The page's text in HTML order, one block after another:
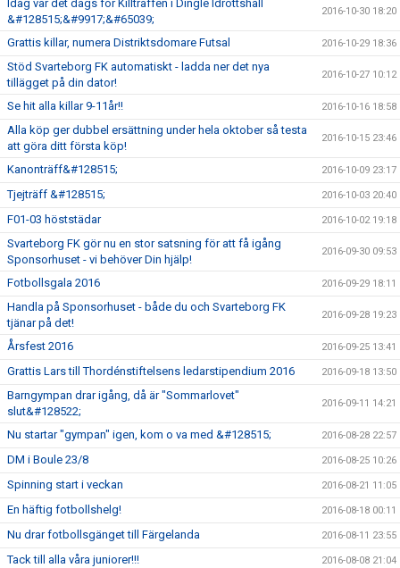
Idag var det dags för Killträffen i Dingle Idrottshall
&#128515;&#9917;&#65039;
2016-10-30 18:20
Grattis killar, numera Distriktsdomare Futsal 2016-10-29 18:36
Stöd Svarteborg FK automatiskt - ladda ner det nya
tillägget på din dator!
2016-10-27 10:12
Se hit alla killar 9-11år!! 2016-10-16 18:58
Alla köp ger dubbel ersättning under hela oktober så testa
att göra ditt första köp!
2016-10-15 23:46
Kanonträff&#128515; 2016-10-09 23:17
Tjejträff &#128515; 2016-10-03 20:40
F01-03 höststädar 2016-10-02 19:18
Svarteborg FK gör nu en stor satsning för att få igång
Sponsorhuset - vi behöver Din hjälp!
2016-09-30 09:53
Fotbollsgala 2016 2016-09-29 18:11
Handla på Sponsorhuset - både du och Svarteborg FK
tjänar på det!
2016-09-28 19:23
Årsfest 2016 2016-09-25 13:41
Grattis Lars till Thordénstiftelsens ledarstipendium 2016 2016-09-18 13:50
Barngympan drar igång, då är "Sommarlovet"
slut&#128522;
2016-09-11 14:21
Nu startar "gympan" igen, kom o va med &#128515; 2016-08-28 22:57
DM i Boule 23/8 2016-08-25 10:26
Spinning start i veckan 2016-08-21 11:05
En häftig fotbollshelg! 2016-08-18 00:11
Nu drar fotbollsgänget till Färgelanda 2016-08-11 23:55
Tack till alla våra juniorer!!! 2016-08-08 21:04